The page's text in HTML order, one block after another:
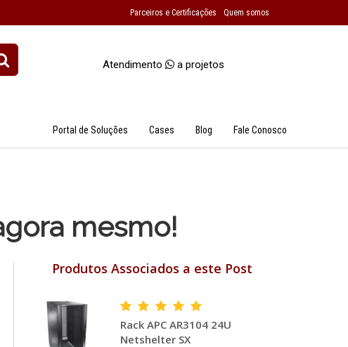
Parceiros e Certificações Quem somos
Atendimento a projetos
Portal de Soluções Cases Blog Fale Conosco
mesmo!
Produtos Associados a este Post
Rack APC AR3104 24U
Netshelter SX